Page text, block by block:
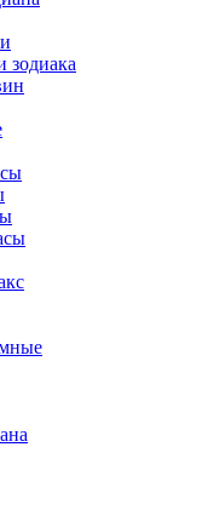
зодиака